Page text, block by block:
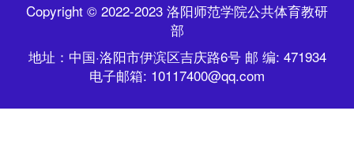
Copyright © 2022-2023 洛阳师范学院公共体育教研
部
地址：中国·洛阳市伊滨区吉庆路6号 邮 编: 471934
电子邮箱: 10117400@qq.com